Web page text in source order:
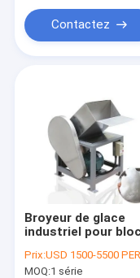
Contactez
Broyeur de glace
industriel pour bloc
Prix:USD 1500-5500 PER SER
MOQ:1 série